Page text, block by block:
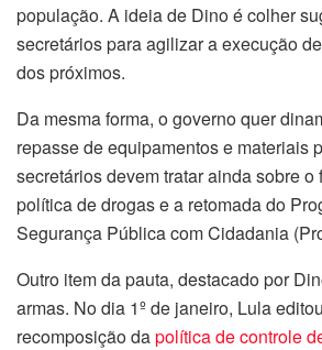
população. A ideia de Dino é colher
secretários para agilizar a execução
dos próximos.
Da mesma forma, o governo quer
repasse de equipamentos e materiais
secretários devem tratar ainda sobre o
política de drogas e a retomada do
Segurança Pública com Cidadania
Outro item da pauta, destacado por
armas. No dia 1º de janeiro, Lula
recomposição dapolítica de controle